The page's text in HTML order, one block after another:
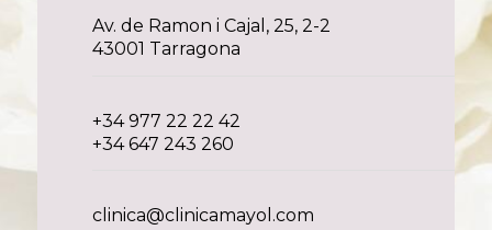
Av. de Ramon i Cajal, 25, 2-2
43001 Tarragona
+34 977 22 22 42
+34 647 243 260
clinica@clinicamayol.com